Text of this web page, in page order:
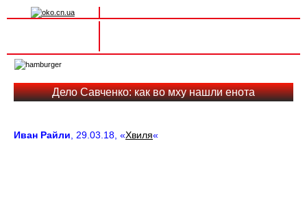
navigation
Дело Савченко: как во мху нашли енота
Иван Райли, 29.03.18, «Хвиля«